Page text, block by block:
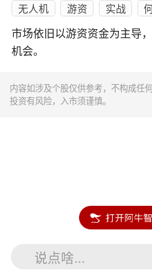
无人机 游资 实战
市场依旧以游资资金为主导
机会。
内容如涉及个股仅供参考，不构成任
投资有风险，入市须谨慎。
说点啥...